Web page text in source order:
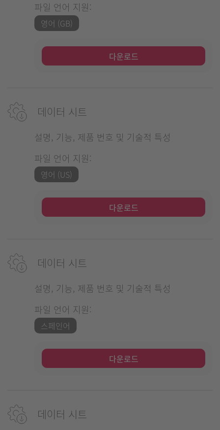
파일 언어 지원:
영어 (GB)
다운로드
데이터 시트
설명, 기능, 제품 번호 및 기술적 특성
파일 언어 지원:
영어 (US)
다운로드
데이터 시트
설명, 기능, 제품 번호 및 기술적 특성
파일 언어 지원:
스페인어
다운로드
데이터 시트